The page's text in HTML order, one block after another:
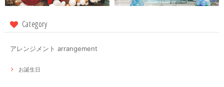
Category
アレンジメント arrangement
お誕生日